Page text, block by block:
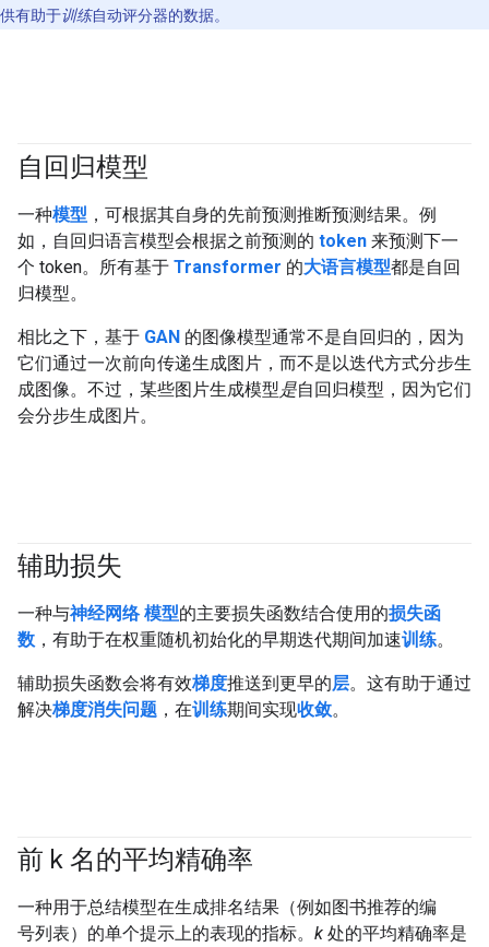
供有助于训练自动评分器的数据。
自回归模型
一种模型 ，可根据其自身的先前预测推断预测结果。例
如，自回归语言模型会根据之前预测的 token 来预测下一
个 token。所有基于 Transformer 的大语言模型都是自回
归模型。
相比之下，基于 GAN 的图像模型通常不是自回归的，因为
它们通过一次前向传递生成图片，而不是以迭代方式分步生
成图像。不过，某些图片生成模型是自回归模型，因为它们
会分步生成图片。
辅助损失
一种与神经网络 模型的主要损失函数结合使用的损失函
数 ，有助于在权重随机初始化的早期迭代期间加速训练。
辅助损失函数会将有效梯度推送到更早的层。这有助于通过
解决梯度消失问题 ，在训练期间实现收敛。
前 k 名的平均精确率
一种用于总结模型在生成排名结果（例如图书推荐的编
号列表）的单个提示上的表现的指标。 k 处的平均精确率是